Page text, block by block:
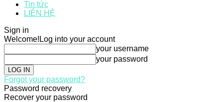
Tin tức
LIÊN HỆ
Sign in
Welcome! Log into your account
your username
your password
Forgot your password?
Password recovery
Recover your password